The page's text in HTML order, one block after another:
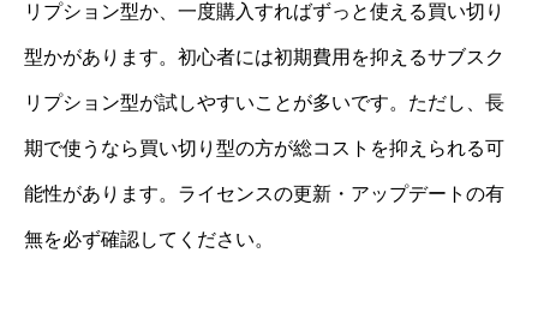
リプション型か、一度購入すればずっと使える買い切り
型かがあります。初心者には初期費用を抑えるサブスク
リプション型が試しやすいことが多いです。ただし、長
期で使うなら買い切り型の方が総コストを抑えられる可
能性があります。ライセンスの更新・アップデートの有
無を必ず確認してください。